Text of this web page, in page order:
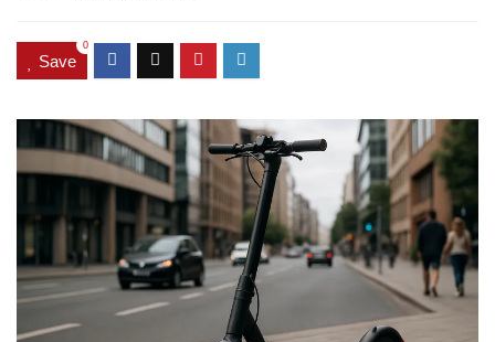
Save
0